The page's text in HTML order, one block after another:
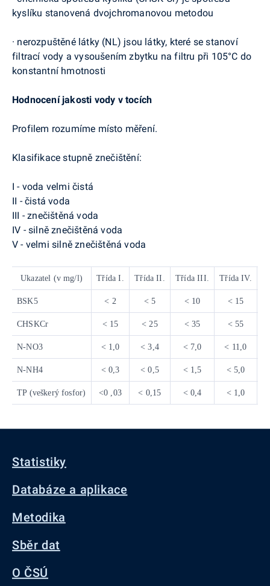
kyslíku stanovená dvojchromanovou metodou
· nerozpuštěné látky (NL) jsou látky, které se stanoví
filtrací vody a vysoušením zbytku na filtru při 105°C do
konstantní hmotnosti
Hodnocení jakosti vody v tocích
Profilem rozumíme místo měření.
Klasifikace stupně znečištění:
I - voda velmi čistá
II - čistá voda
III - znečištěná voda
IV - silně znečištěná voda
V - velmi silně znečištěná voda
Ukazatel (v mg/l) Třída I. Třída II. Třída III. Třída IV.
BSK5 < 2 < 5 < 10 < 15
CHSKCr < 15 < 25 < 35 < 55
N-NO3 < 1,0 < 3,4 < 7,0 < 11,0
N-NH4 < 0,3 < 0,5 < 1,5 < 5,0
TP (veškerý fosfor) <0 ,03 < 0,15 < 0,4 < 1,0
Statistiky
Databáze a aplikace
Metodika
Sběr dat
O ČSÚ